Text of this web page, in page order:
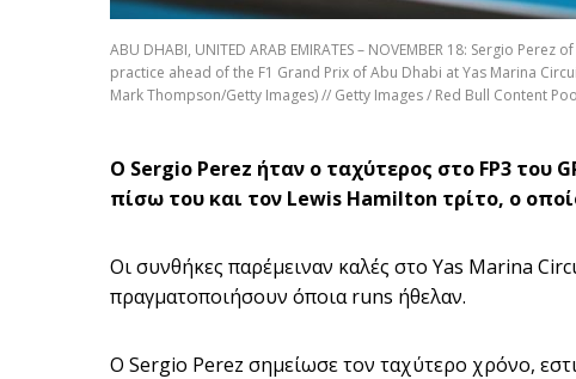
ABU DHABI, UNITED ARAB EMIRATES – NOVEMBER 18: Sergio
practice ahead of the F1 Grand Prix of Abu Dhabi at Yas Marina
Mark Thompson/Getty Images) // Getty Images / Red Bull Content
Ο Sergio Perez ήταν ο ταχύτερος στο FP3 του
πίσω του και τον Lewis Hamilton τρίτο, ο
Οι συνθήκες παρέμειναν καλές στο Yas Marina
πραγματοποιήσουν όποια runs ήθελαν.
Ο Sergio Perez σημείωσε τον ταχύτερο χρόνο,